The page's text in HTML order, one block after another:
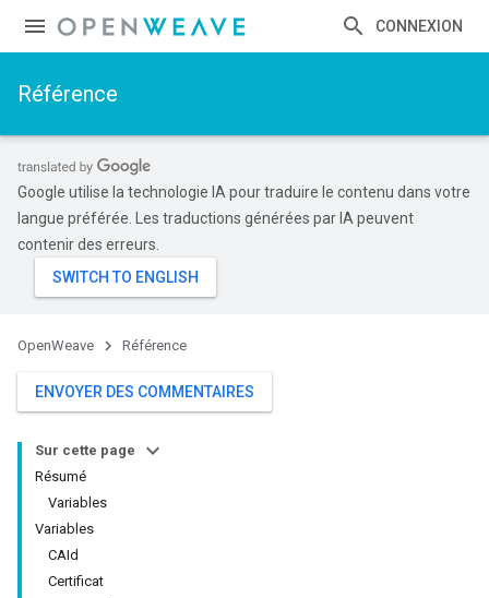
CONNEXION
Référence
Google utilise la technologie IA pour traduire le contenu dans votre
langue préférée. Les traductions générées par IA peuvent
contenir des erreurs.
OpenWeave Référence
ENVOYER DES COMMENTAIRES
Sur cette page
Résumé
Variables
Variables
CAId
Certificat